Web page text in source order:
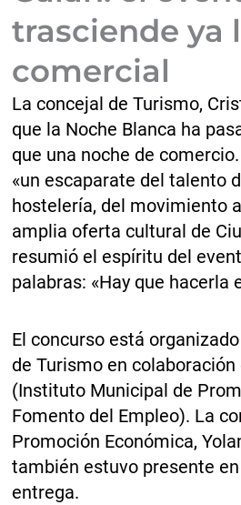
trasciende ya
comercial
La concejal de Turismo,
que la Noche Blanca ha
que una noche de
«un escaparate del talento
hostelería, del movimiento
amplia oferta cultural de
resumió el espíritu del
palabras: «Hay que hacerla
El concurso está
de Turismo en colaboración
(Instituto Municipal de
Fomento del Empleo). La
Promoción Económica,
también estuvo presente
entrega.